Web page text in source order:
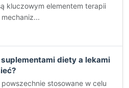
kluczowym elementem terapii
diety a lekami
stosowane w celu